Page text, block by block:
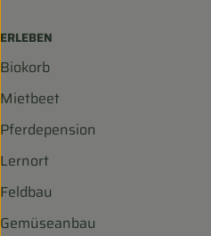
ERLEBEN
Biokorb
Mietbeet
Pferdepension
Lernort
Feldbau
Gemüseanbau